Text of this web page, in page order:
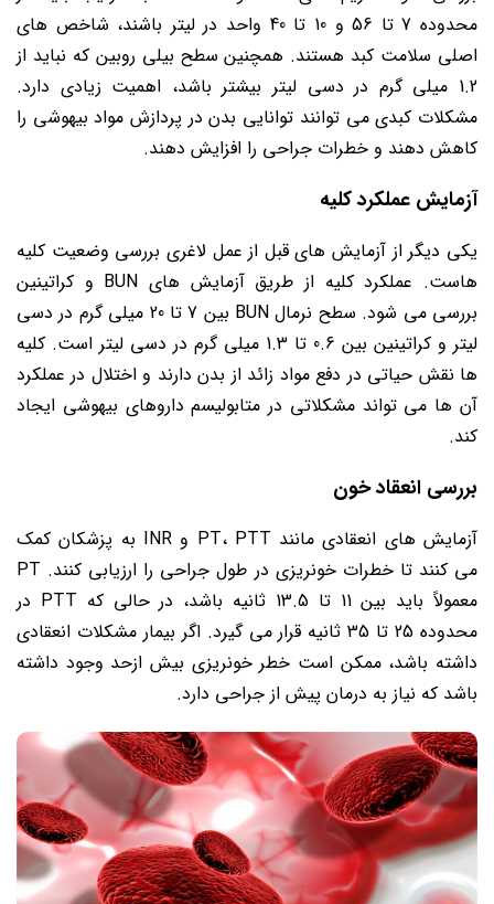
محدوده 7 تا 56 و 10 تا 40 واحد در لیتر باشند، شاخص های
اصلی سلامت کبد هستند. همچنین سطح بیلی روبین که نباید از
1.2 میلی گرم در دسی لیتر بیشتر باشد، اهمیت زیادی دارد.
مشکلات کبدی می توانند توانایی بدن در پردازش مواد بیهوشی را
کاهش دهند و خطرات جراحی را افزایش دهند.
آزمایش عملکرد کلیه
یکی دیگر از آزمایش های قبل از عمل لاغری بررسی وضعیت کلیه
هاست. عملکرد کلیه از طریق آزمایش های BUN و کراتینین
بررسی می شود. سطح نرمال BUN بین 7 تا 20 میلی گرم در دسی
لیتر و کراتینین بین 0.6 تا 1.3 میلی گرم در دسی لیتر است. کلیه
ها نقش حیاتی در دفع مواد زائد از بدن دارند و اختلال در عملکرد
آن ها می تواند مشکلاتی در متابولیسم داروهای بیهوشی ایجاد
کند.
بررسی انعقاد خون
آزمایش های انعقادی مانند PT، PTT و INR به پزشکان کمک
می کنند تا خطرات خونریزی در طول جراحی را ارزیابی کنند. PT
معمولاً باید بین 11 تا 13.5 ثانیه باشد، در حالی که PTT در
محدوده 25 تا 35 ثانیه قرار می گیرد. اگر بیمار مشکلات انعقادی
داشته باشد، ممکن است خطر خونریزی بیش ازحد وجود داشته
باشد که نیاز به درمان پیش از جراحی دارد.